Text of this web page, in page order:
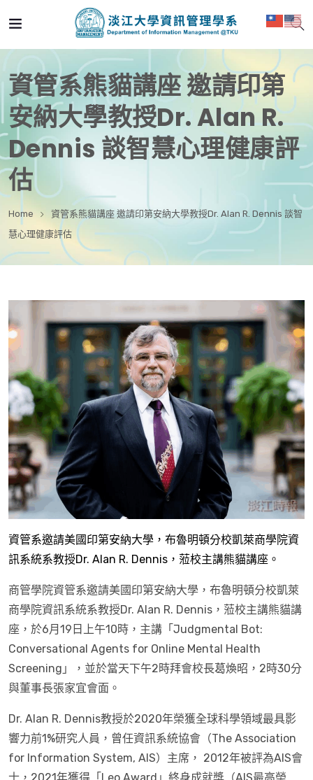
資管系熊貓講座 邀請印第
安納大學教授Dr. Alan R.
Dennis 談智慧心理健康評
估
Home
資管系熊貓講座 邀請印第安納大學教授Dr. Alan R. Dennis 談智
慧心理健康評估
資管系邀請美國印第安納大學，布魯明頓分校凱萊商學院資
訊系統系教授Dr. Alan R. Dennis，蒞校主講熊貓講座。
商管學院資管系邀請美國印第安納大學，布魯明頓分校凱萊
商學院資訊系統系教授Dr. Alan R. Dennis，蒞校主講熊貓講
座，於6月19日上午10時，主講「Judgmental Bot:
Conversational Agents for Online Mental Health
Screening」，並於當天下午2時拜會校長葛煥昭，2時30分
與董事長張家宜會面。
Dr. Alan R. Dennis教授於2020年榮獲全球科學領域最具影
響力前1%研究人員，曾任資訊系統協會（The Association
for Information System, AIS）主席， 2012年被評為AIS會